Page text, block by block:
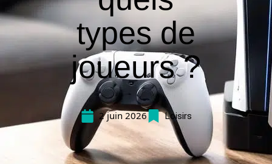
types de
joueurs ?
2 juin 2026 Loisirs